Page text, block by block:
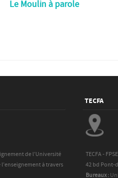
Le Moulin à parole
de l’Université
à travers
TECFA
TECFA -
42 bd Pont-
Bureaux :